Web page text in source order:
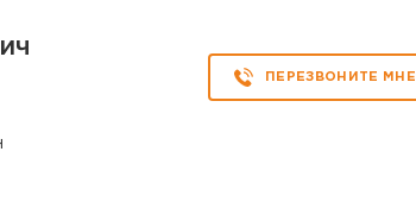
ПЕРЕЗВОНИТЕ МНЕ